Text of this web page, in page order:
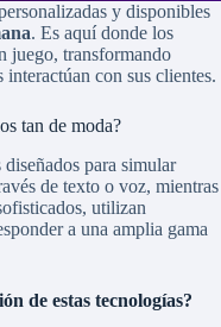
y disponibles
. Es aquí donde los
juego, transformando
con sus clientes.
tan de moda?
para simular
de texto o voz, mientras
utilizan
a una amplia gama
de estas tecnologías?